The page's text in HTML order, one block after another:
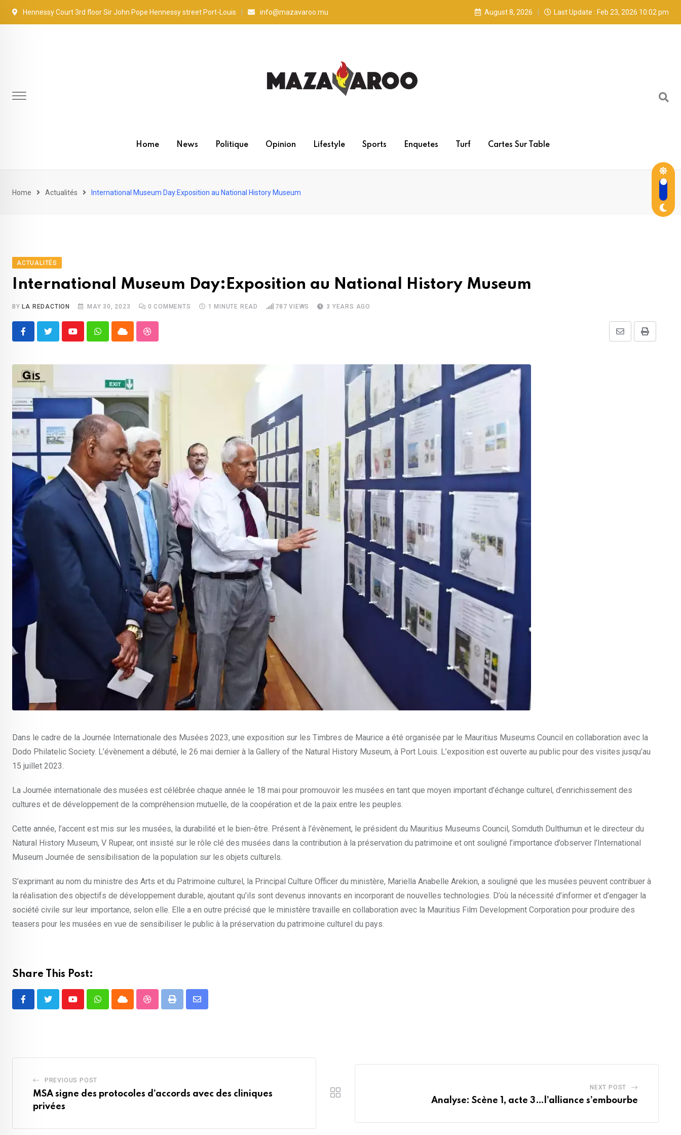
Skip
Hennessy Court 3rd floor Sir John Pope Hennessy street Port-Louis info@mazavaroo.mu August 8, 2026 Last Update : Feb 23, 2026 10:02 pm
Home News Politique Opinion Lifestyle Sports Enquetes Turf Cartes Sur Table
Home Actualités International Museum Day:Exposition au National History Museum
ACTUALITÉS
International Museum Day:Exposition au National History Museum
BY LA REDACTION MAY 30, 2023 0 COMMENTS 1 MINUTE READ 787 VIEWS 3 YEARS AGO
YoutubeWhatsappCloud StumbleUpon Print
Share
Dans le cadre de la Journée Internationale des Musées 2023, une exposition sur les Timbres de Maurice a été organisée par le Mauritius Museums Council en collaboration avec la
Dodo Philatelic Society. L’évènement a débuté, le 26 mai dernier à la Gallery of the Natural History Museum, à Port Louis. L’exposition est ouverte au public pour des visites jusqu’au
15 juillet 2023.
La Journée internationale des musées est célébrée chaque année le 18 mai pour promouvoir les musées en tant que moyen important d’échange culturel, d’enrichissement des
cultures et de développement de la compréhension mutuelle, de la coopération et de la paix entre les peuples.
Cette année, l’accent est mis sur les musées, la durabilité et le bien-être. Présent à l’évènement, le président du Mauritius Museums Council, Somduth Dulthumun et le directeur du
Natural History Museum, V Rupear, ont insisté sur le rôle clé des musées dans la contribution à la préservation du patrimoine et ont souligné l’importance d’observer l’International
Museum Journée de sensibilisation de la population sur les objets culturels.
S’exprimant au nom du ministre des Arts et du Patrimoine culturel, la Principal Culture Officer du ministère, Mariella Anabelle Arekion, a souligné que les musées peuvent contribuer à
la réalisation des objectifs de développement durable, ajoutant qu’ils sont devenus innovants en incorporant de nouvelles technologies. D’où la nécessité d’informer et d’engager la
société civile sur leur importance, selon elle. Elle a en outre précisé que le ministère travaille en collaboration avec la Mauritius Film Development Corporation pour produire des
teasers pour les musées en vue de sensibiliser le public à la préservation du patrimoine culturel du pays.
Share This Post:
YoutubeWhatsappCloud StumbleUpon
Print
Share
PREVIOUS POST
MSA signe des protocoles d’accords avec des cliniques
privées
NEXT POST
Analyse: Scène 1, acte 3…l’alliance s’embourbe